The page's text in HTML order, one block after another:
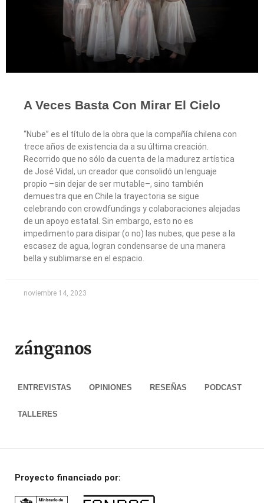
A Veces Basta Con Mirar El Cielo
“Nube” es el título de la obra que la compañía chilena con
trece años de existencia da a su última creación.
Recorrido que no sólo da cuenta de la madurez artística
de José Vidal, un creador que consolidó un lenguaje
propio –sin dejar de ser mutable–, sino también
demuestra que en Chile la trayectoria se sigue
celebrando con crowdfundings y colaboraciones alejadas
de un apoyo estatal. Sin embargo, esto no es
impedimento para disipar (o no) las nubes, que pese a la
escasez de agua, logran condensarse de una manera
bella y sublimarse en el espacio.
noviembre 14, 2023
ENTREVISTAS OPINIONES RESEÑAS PODCAST
TALLERES
Proyecto financiado por: